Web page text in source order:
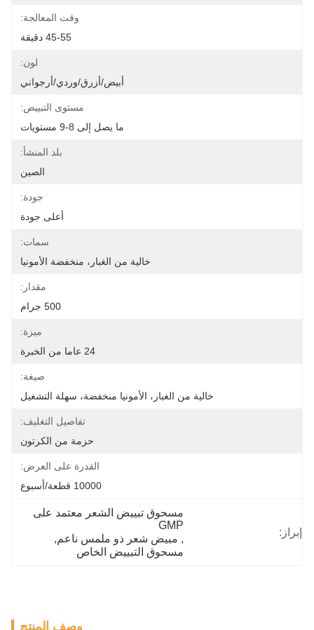
وقت المعالجة:
45-55 دقيقة
لون:
أبيض/أزرق/وردي/أرجواني
مستوى التبييض:
ما يصل إلى 8-9 مستويات
بلد المنشأ:
الصين
جودة:
أعلى جودة
سمات:
خالية من الغبار، منخفضة الأمونيا
مقدار:
500 جرام
ميزة:
24 عاما من الخبرة
صيغة:
خالية من الغبار، الأمونيا منخفضة، سهلة التشغيل
تفاصيل التغليف:
حزمة من الكرتون
القدرة على العرض:
10000 قطعة/أسبوع
إبراز:
مسحوق تبييض الشعر معتمد على
GMP
, مبيض شعر ذو ملمس ناعم,
مسحوق التبييض الخاص
وصف المنتج